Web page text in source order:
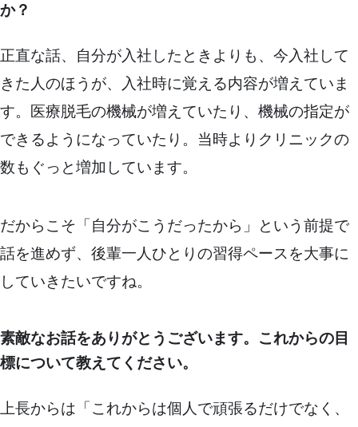
か？
正直な話、自分が入社したときよりも、今入社して
きた人のほうが、入社時に覚える内容が増えていま
す。医療脱毛の機械が増えていたり、機械の指定が
できるようになっていたり。当時よりクリニックの
数もぐっと増加しています。
だからこそ「自分がこうだったから」という前提で
話を進めず、後輩一人ひとりの習得ペースを大事に
していきたいですね。
素敵なお話をありがとうございます。これからの目
標について教えてください。
上長からは「これからは個人で頑張るだけでなく、